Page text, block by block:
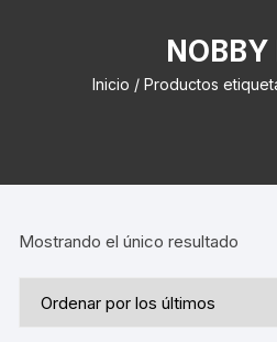
NOBBY
Inicio / Productos
Mostrando el único resultado